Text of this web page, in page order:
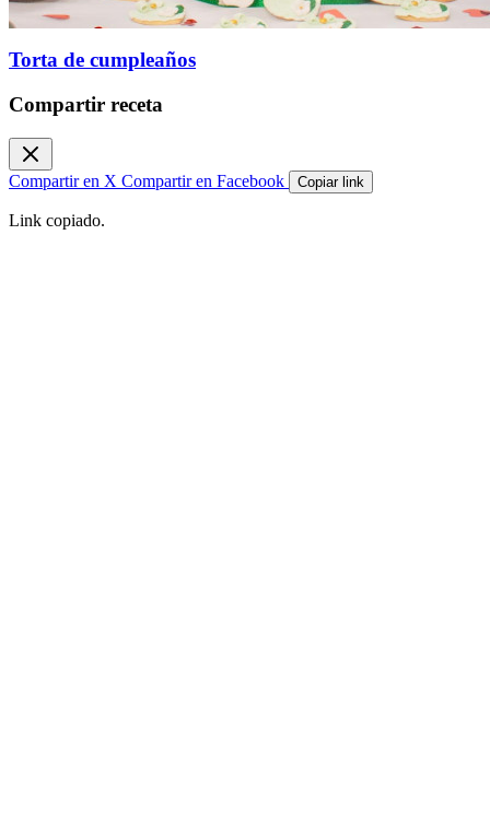
Torta de cumpleaños
Compartir receta
Compartir en X Compartir en Facebook Copiar link
Link copiado.